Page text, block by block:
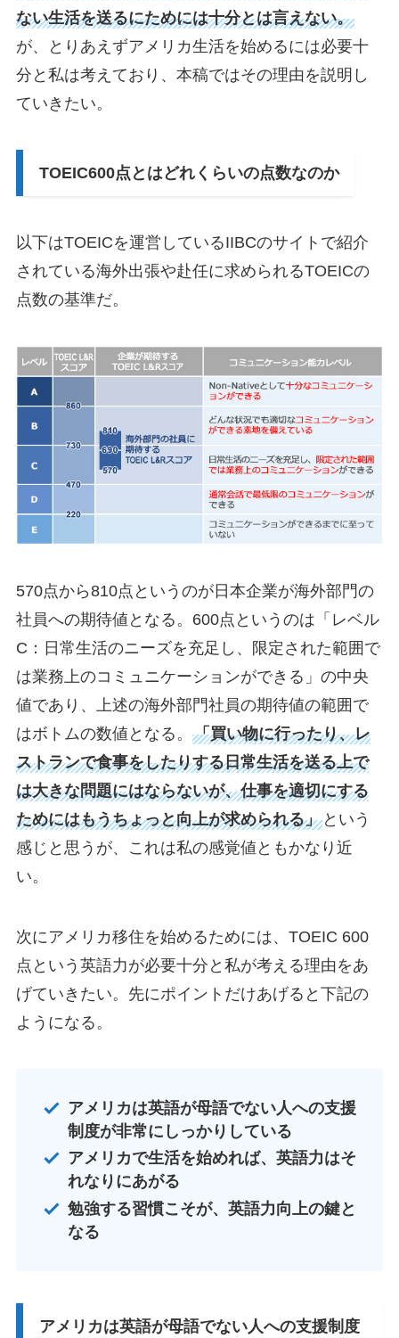
ない生活を送るにためには十分とは言えない。
が、とりあえずアメリカ生活を始めるには必要十
分と私は考えており、本稿ではその理由を説明し
ていきたい。
TOEIC600点とはどれくらいの点数なのか
以下はTOEICを運営しているIIBCのサイトで紹介
されている海外出張や赴任に求められるTOEICの
点数の基準だ。
570点から810点というのが日本企業が海外部門の
社員への期待値となる。600点というのは「レベル
C：日常生活のニーズを充足し、限定された範囲で
は業務上のコミュニケーションができる」の中央
値であり、上述の海外部門社員の期待値の範囲で
はボトムの数値となる。 「買い物に行ったり、レ
ストランで食事をしたりする日常生活を送る上で
は大きな問題にはならないが、仕事を適切にする
ためにはもうちょっと向上が求められる」という
感じと思うが、これは私の感覚値ともかなり近
い。
次にアメリカ移住を始めるためには、TOEIC 600
点という英語力が必要十分と私が考える理由をあ
げていきたい。先にポイントだけあげると下記の
ようになる。
アメリカは英語が母語でない人への支援
制度が非常にしっかりしている
アメリカで生活を始めれば、英語力はそ
れなりにあがる
勉強する習慣こそが、英語力向上の鍵と
なる
アメリカは英語が母語でない人への支援制度